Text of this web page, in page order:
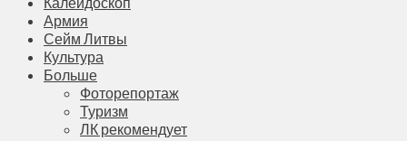
Армия
Сейм Литвы
Культура
Больше
Фоторепортаж
Туризм
ЛК рекомендует